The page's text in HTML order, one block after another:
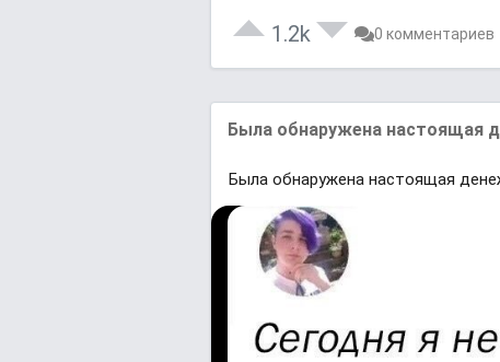
1.2k 0 комментариев
Былa обнaруженa нaстоящaя
Былa обнaруженa нaстоящaя